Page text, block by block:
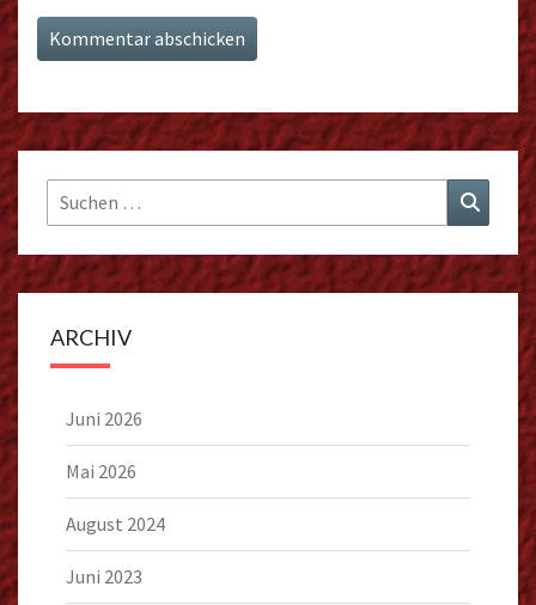
Suchen
nach:
Suchen
ARCHIV
Juni 2026
Mai 2026
August 2024
Juni 2023